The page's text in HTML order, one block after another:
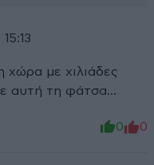
15:13
χώρα με χιλιάδες
αυτή τη φάτσα...
0 0